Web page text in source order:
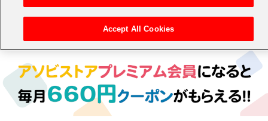
ゲーム 電子書籍
アイドルマスター
アイドルマスター ミリオンライブ！
アイドルマスター SideM
トイ・ホビー
ナムコクラシック> パックマン
Accept All Cookies